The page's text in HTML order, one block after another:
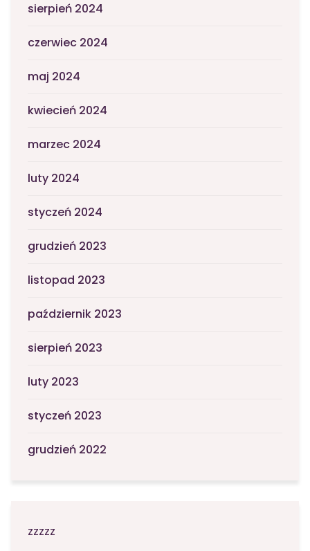
sierpień 2024
czerwiec 2024
maj 2024
kwiecień 2024
marzec 2024
luty 2024
styczeń 2024
grudzień 2023
listopad 2023
październik 2023
sierpień 2023
luty 2023
styczeń 2023
grudzień 2022
zzzzz